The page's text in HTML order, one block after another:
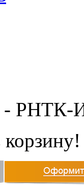
- РНТК-
корзину!